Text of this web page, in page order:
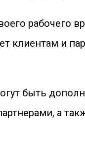
рабочего
и
быть
а